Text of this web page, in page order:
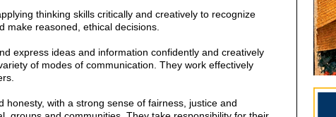
thinking skills critically and creatively to recognize
make reasoned, ethical decisions.
express ideas and information confidently and creatively
of modes of communication. They work effectively
honesty, with a strong sense of fairness, justice and